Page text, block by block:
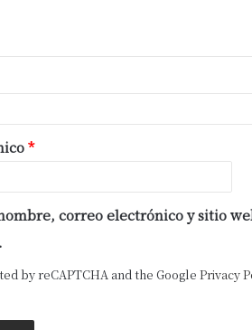
*
correo electrónico y sitio
by reCAPTCHA and the Google Privacy